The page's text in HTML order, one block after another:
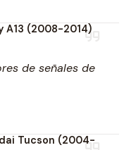
A13 (2008-2014)
de señales de
Tucson (2004-